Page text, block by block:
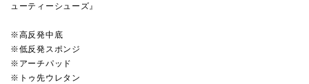
ューティーシューズ』
※高反発中底
※低反発スポンジ
※アーチパッド
※トゥ先ウレタン